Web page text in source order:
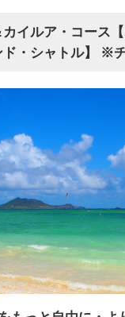
イルア・コース
ド・シャトル】 ※